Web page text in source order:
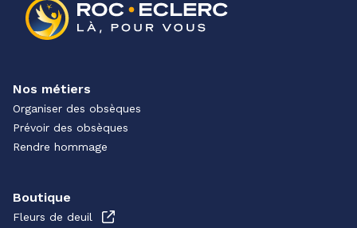
Nos métiers
Organiser des obsèques
Prévoir des obsèques
Rendre hommage
Boutique
Fleurs de deuil